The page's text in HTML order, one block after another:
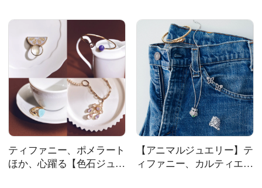
お守りのような誕生石ジュ
ティファニー、ポメラート
ほか、心躍る【色石ジュエ
【アニマルジュエリー】テ
ィファニー、カルティエ、